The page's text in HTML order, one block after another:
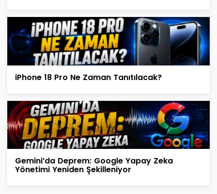
iPhone 18 Pro Ne Zaman Tanıtılacak?
Gemini’da Deprem: Google Yapay Zeka
Yönetimi Yeniden Şekilleniyor